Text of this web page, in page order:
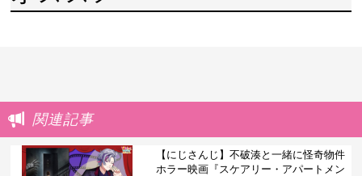
関連記事
【にじさんじ】不破湊と一緒に怪奇物件
ホラー映画『スケアリー・アパートメン